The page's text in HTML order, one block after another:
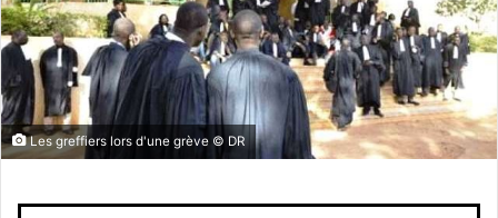
r
u
n
o
u
r
Les greffiers lors d'une grève © DR